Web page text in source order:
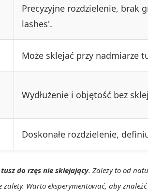
Precyzyjne rozdzielenie, brak
lashes'.
Może sklejać przy nadmiarze
Wydłużenie i objętość bez
Doskonałe rozdzielenie,
tusz do rzęs nie sklejający. Zależy to od
Warto eksperymentować, aby